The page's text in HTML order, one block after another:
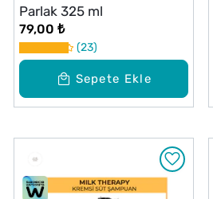
Sepete Ekle
Parlak 325 ml
79,00 ₺
23